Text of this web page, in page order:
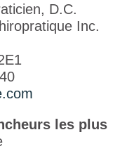
D.C.
Inc.
les plus